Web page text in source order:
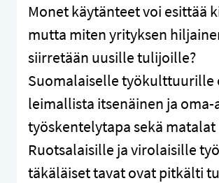
Monet käytänteet voi esittää
mutta miten yrityksen
siirretään uusille tulijoille?
Suomalaiselle työkulttuurille
leimallista itsenäinen ja
työskentelytapa sekä
Ruotsalaisille ja virolaisille
täkäläiset tavat ovat pitkälti